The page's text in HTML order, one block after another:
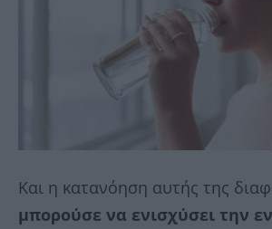
Και η κατανόηση αυτής της
μπορούσε να ενισχύσει την